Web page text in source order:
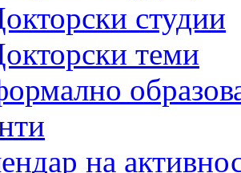
студии
теми
на